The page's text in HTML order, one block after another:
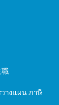
างแผน ภาษี